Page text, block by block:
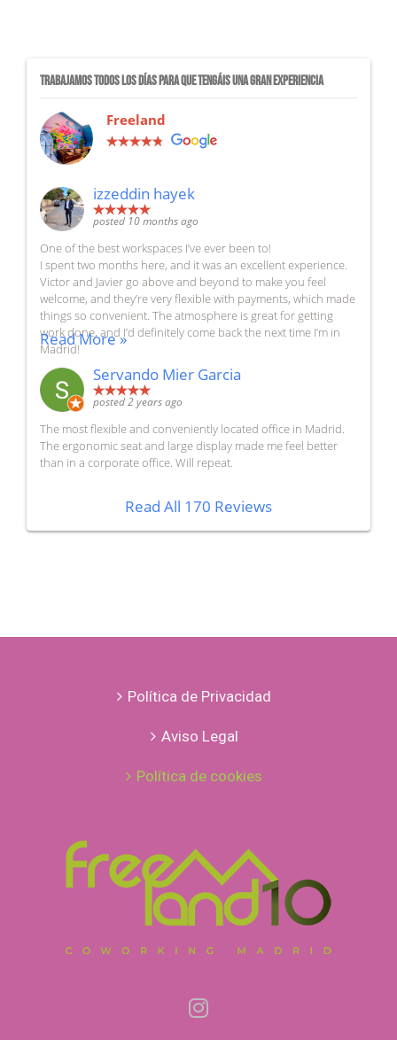
TRABAJAMOS TODOS LOS DÍAS PARA QUE TENGÁIS UNA GRAN EXPERIENCIA
Freeland
izzeddin hayek
posted 10 months ago
One of the best workspaces I’ve ever been to!
I spent two months here, and it was an excellent experience.
Victor and Javier go above and beyond to make you feel
welcome, and they’re very flexible with payments, which made
things so convenient. The atmosphere is great for getting
work done, and I’d definitely come back the next time I’m in
Madrid!
Read More »
Servando Mier Garcia
posted 2 years ago
The most flexible and conveniently located office in Madrid.
The ergonomic seat and large display made me feel better
than in a corporate office. Will repeat.
Read All 170 Reviews
Política de Privacidad
Aviso Legal
Política de cookies